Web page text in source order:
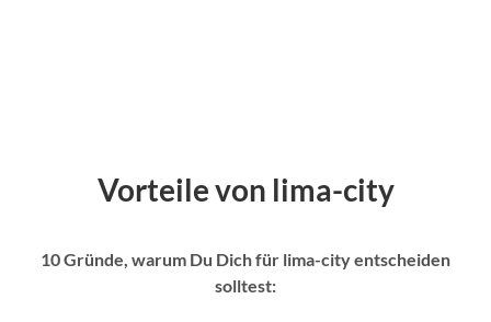
Vorteile von lima-city
10 Gründe, warum Du Dich für lima-city entscheiden
solltest: